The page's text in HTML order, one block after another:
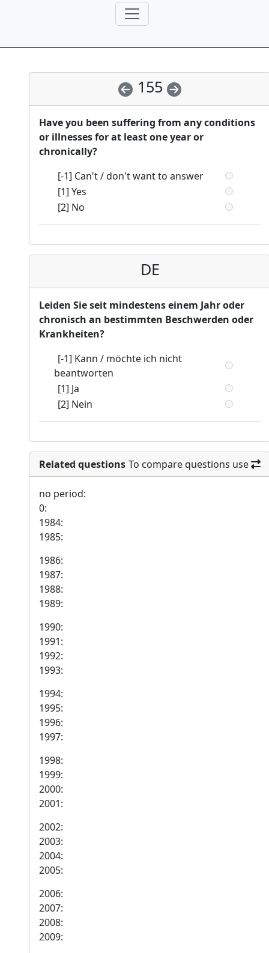
155
Have you been suffering from any conditions
or illnesses for at least one year or
chronically?
[-1] Can't / don't want to answer
[1] Yes
[2] No
DE
Leiden Sie seit mindestens einem Jahr oder
chronisch an bestimmten Beschwerden oder
Krankheiten?
[-1] Kann / möchte ich nicht
beantworten
[1] Ja
[2] Nein
Related questions To compare questions use
no period:
0:
1984:
1985:
1986:
1987:
1988:
1989:
1990:
1991:
1992:
1993:
1994:
1995:
1996:
1997:
1998:
1999:
2000:
2001:
2002:
2003:
2004:
2005:
2006:
2007:
2008:
2009: